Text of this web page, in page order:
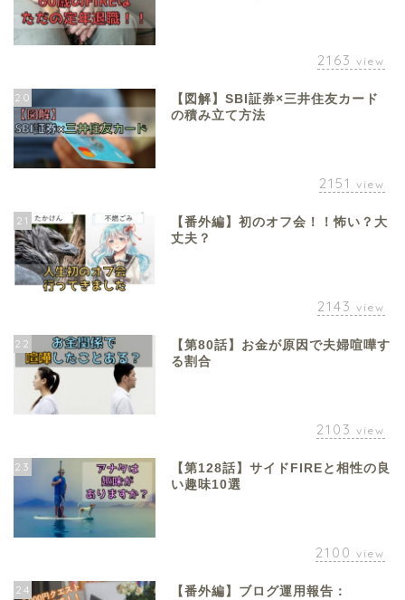
2163 view
20
【図解】SBI証券×三井住友カード
の積み立て方法
2151 view
21
【番外編】初のオフ会！！怖い？大
丈夫？
2143 view
22
【第80話】お金が原因で夫婦喧嘩す
る割合
2103 view
23
【第128話】サイドFIREと相性の良
い趣味10選
2100 view
24
【番外編】ブログ運用報告：